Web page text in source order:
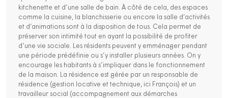
kitchenette et d’une salle de bain. À côté de cela, des espaces
comme la cuisine, la blanchisserie ou encore la salle d’activités
et d’animations sont à la disposition de tous. Cela permet de
préserver son intimité tout en ayant la possibilité de profiter
d’une vie sociale. Les résidents peuvent y emménager pendant
une période prédéfinie ou s’y installer plusieurs années. On y
encourage les habitants à s’impliquer dans le fonctionnement
de la maison. La résidence est gérée par un responsable de
résidence (gestion locative et technique, ici François) et un
travailleur social (accompagnement aux démarches